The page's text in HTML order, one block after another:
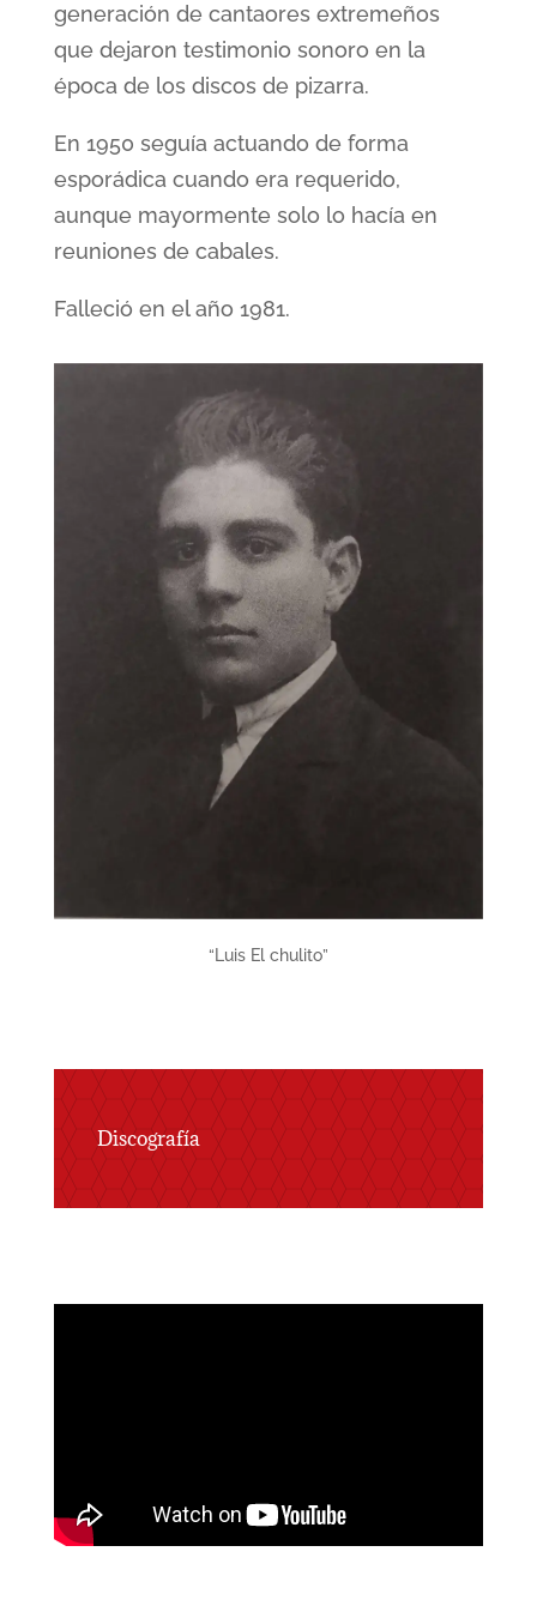
generación de cantaores extremeños
que dejaron testimonio sonoro en la
época de los discos de pizarra.
En 1950 seguía actuando de forma
esporádica cuando era requerido,
aunque mayormente solo lo hacía en
reuniones de cabales.
Falleció en el año 1981.
“Luis El chulito”
Discografía